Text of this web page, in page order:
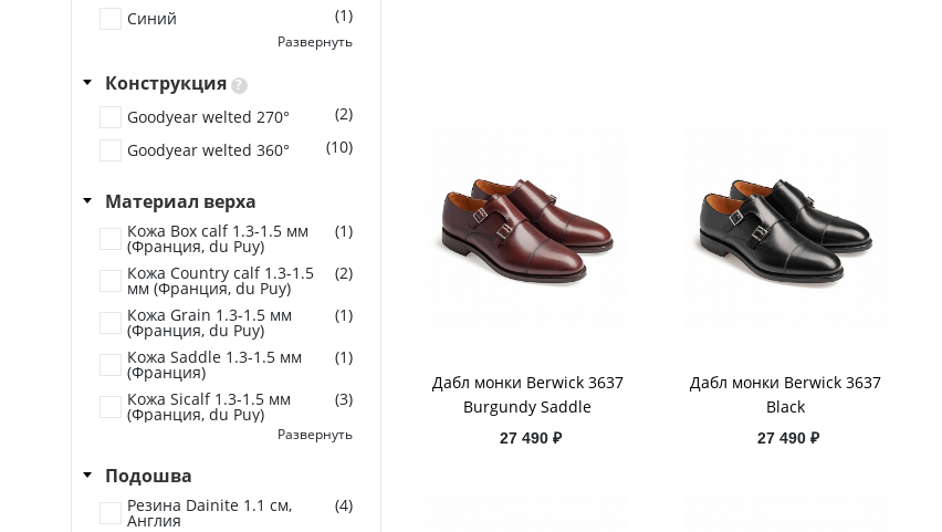
Синий
(1)
(3)
Чёрный
Развернуть
Конструкция ?
Goodyear welted 270°
(2)
Goodyear welted 360°
(10)
Материал верха
Кожа Box calf 1.3-1.5 мм
(Франция, du Puy)
(1)
Кожа Country calf 1.3-1.5
мм (Франция, du Puy)
(2)
Кожа Grain 1.3-1.5 мм
(Франция, du Puy)
(1)
Кожа Saddle 1.3-1.5 мм
(Франция)
(1)
Кожа Sicalf 1.3-1.5 мм
(Франция, du Puy)
(3)
Кожа Toledo 1.3-1.5 мм
Tolio)
(2)
Кожа Vegano 1.3-1.5 мм
(Франция, Annonay)
(2)
Развернуть
Подошва
Резина Dainite 1.1 см,
Англия
(4)
Дабл монки Berwick 3637
Burgundy Saddle
27 490 ₽
Дабл монки Berwick 3637
Black
27 490 ₽